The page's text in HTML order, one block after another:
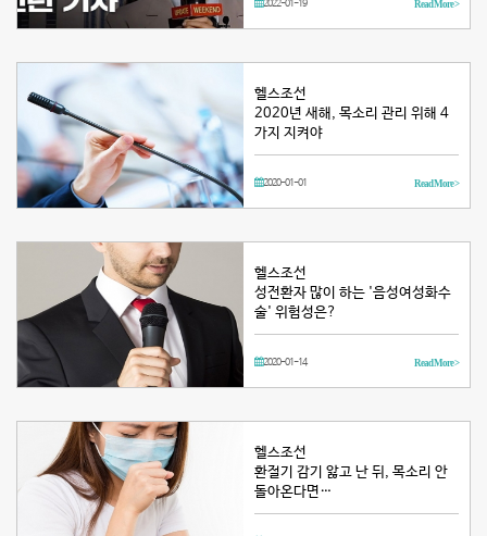
2022-01-19 Read More >
헬스조선
2020년 새해, 목소리 관리 위해 4
가지 지켜야
2020-01-01 Read More >
헬스조선
성전환자 많이 하는 '음성여성화수
술' 위험성은?
2020-01-14 Read More >
헬스조선
환절기 감기 앓고 난 뒤, 목소리 안
돌아온다면…